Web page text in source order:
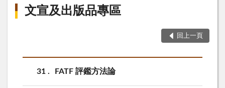
文宣及出版品專區
回上一頁
31 FATF 評鑑方法論